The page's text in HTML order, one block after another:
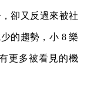
卻又反過來被社
的趨勢，小 8 樂
更多被看見的機